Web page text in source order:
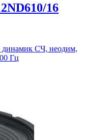
16
динамик СЧ, неодим,
Гц